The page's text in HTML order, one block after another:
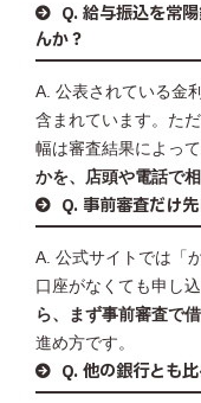
Q. 給与振込を常
んか？
A. 公表されている金
含まれています。た
幅は審査結果によって
かを、店頭や電話で
Q. 事前審査だけ
A. 公式サイトでは「
口座がなくても申し
ら、まず事前審査で
進め方です。
Q. 他の銀行とも